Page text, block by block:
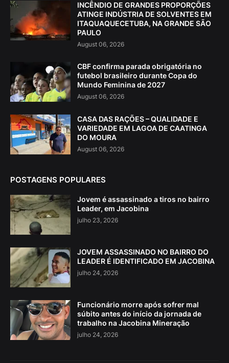
INCÊNDIO DE GRANDES PROPORÇÕES
ATINGE INDÚSTRIA DE SOLVENTES EM
ITAQUAQUECETUBA, NA GRANDE SÃO
PAULO
August 06, 2026
CBF confirma parada obrigatória no
futebol brasileiro durante Copa do
Mundo Feminina de 2027
August 06, 2026
CASA DAS RAÇÕES – QUALIDADE E
VARIEDADE EM LAGOA DE CAATINGA
DO MOURA
August 06, 2026
POSTAGENS POPULARES
Jovem é assassinado a tiros no bairro
Leader, em Jacobina
julho 23, 2026
JOVEM ASSASSINADO NO BAIRRO DO
LEADER É IDENTIFICADO EM JACOBINA
julho 24, 2026
Funcionário morre após sofrer mal
súbito antes do início da jornada de
trabalho na Jacobina Mineração
julho 24, 2026